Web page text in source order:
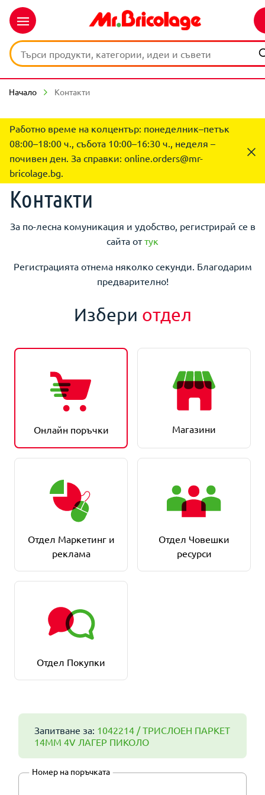
Начало Контакти
Работно време на колцентър: понеделник–петък
08:00–18:00 ч., събота 10:00–16:30 ч., неделя –
почивен ден. За справки: online.orders@mr-
bricolage.bg.
Контакти
За по-лесна комуникация и удобство, регистрирай се в
сайта оттук
Регистрацията отнема няколко секунди. Благодарим
предварително!
Избери отдел
Онлайн поръчки Магазини
Отдел Маркетинг и
реклама
Отдел Човешки
ресурси
Отдел Покупки
Запитване за: 1042214 / ТРИСЛОЕН ПАРКЕТ
14ММ 4V ЛАГЕР ПИКОЛО
Номер на поръчката